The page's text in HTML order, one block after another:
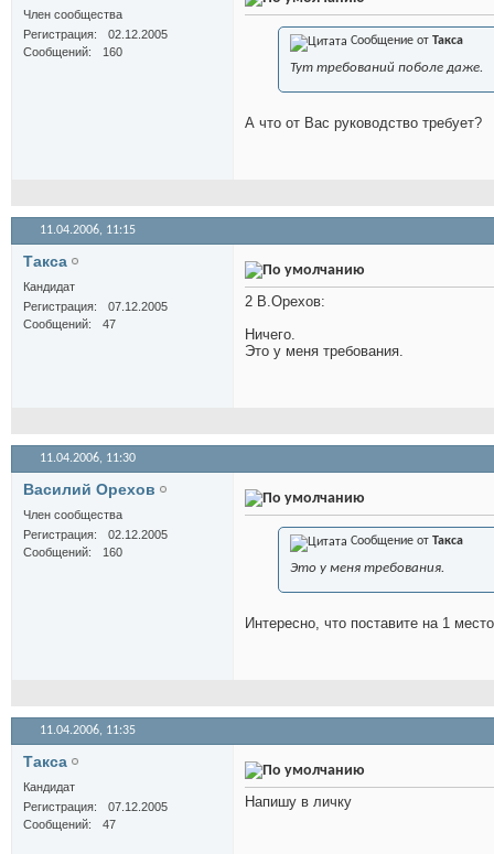
Член сообщества
Регистрация
02.12.2005
Сообщений
160
Сообщение от Такса
Тут требований поболе даже.
А что от Вас руководство требует?
11.04.2006, 11:15
Такса
Кандидат
Регистрация
07.12.2005
Сообщений
47
2 В.Орехов:
Ничего.
Это у меня требования.
11.04.2006, 11:30
Василий Орехов
Член сообщества
Регистрация
02.12.2005
Сообщений
160
Сообщение от Такса
Это у меня требования.
Интересно, что поставите на 1
11.04.2006, 11:35
Такса
Кандидат
Регистрация
07.12.2005
Сообщений
47
Напишу в личку